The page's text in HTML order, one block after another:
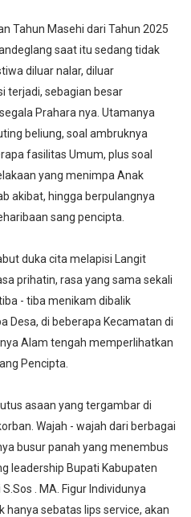
Tahun Masehi dari Tahun 2025
saat itu sedang tidak
diluar nalar, diluar
terjadi, sebagian besar
Prahara nya. Utamanya
beliung, soal ambruknya
fasilitas Umum, plus soal
yang menimpa Anak
akibat, hingga berpulangnya
sang pencipta.
duka cita melapisi Langit
prihatin, rasa yang sama sekali
- tiba menikam dibalik
Desa, di beberapa Kecamatan di
Alam tengah memperlihatkan
Pencipta.
asaan yang tergambar di
Wajah - wajah dari berbagai
busur panah yang menembus
leadership Bupati Kabupaten
. MA. Figur Individunya
hanya sebatas lips service, akan